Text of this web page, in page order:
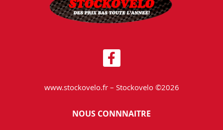
www.stockovelo.fr – Stockovelo ©2026
NOUS CONNNAITRE